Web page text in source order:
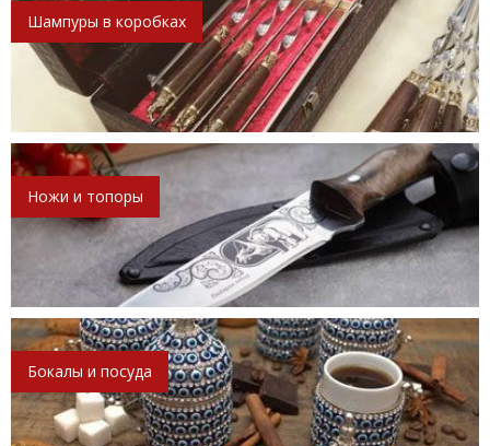
Шампуры в коробках
Ножи и топоры
Бокалы и посуда